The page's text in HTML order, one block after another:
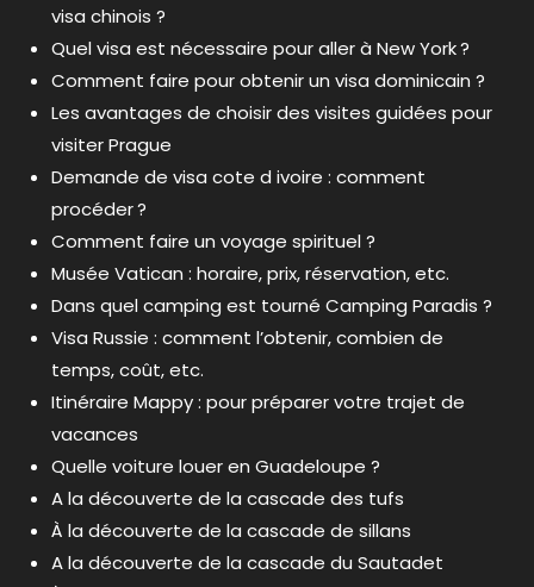
visa chinois ?
Quel visa est nécessaire pour aller à New York ?
Comment faire pour obtenir un visa dominicain ?
Les avantages de choisir des visites guidées pour
visiter Prague
Demande de visa cote d ivoire : comment
procéder ?
Comment faire un voyage spirituel ?
Musée Vatican : horaire, prix, réservation, etc.
Dans quel camping est tourné Camping Paradis ?
Visa Russie : comment l’obtenir, combien de
temps, coût, etc.
Itinéraire Mappy : pour préparer votre trajet de
vacances
Quelle voiture louer en Guadeloupe ?
A la découverte de la cascade des tufs
À la découverte de la cascade de sillans
A la découverte de la cascade du Sautadet